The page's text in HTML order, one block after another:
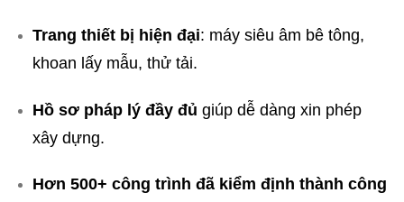
Trang thiết bị hiện đại: máy siêu âm bê tông,
khoan lấy mẫu, thử tải.
Hồ sơ pháp lý đầy đủ giúp dễ dàng xin phép
xây dựng.
Hơn 500+ công trình đã kiểm định thành công